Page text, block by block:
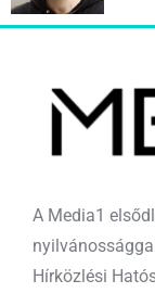
A Media1
Hírközlési